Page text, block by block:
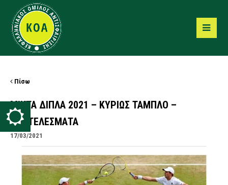
Πίσω
ΜΙΚΤΑ ΔΙΠΛΑ 2021 – ΚΥΡΙΩΣ ΤΑΜΠΛΟ –
ΑΠΟΤΕΛΕΣΜΑΤΑ
17/03/2021